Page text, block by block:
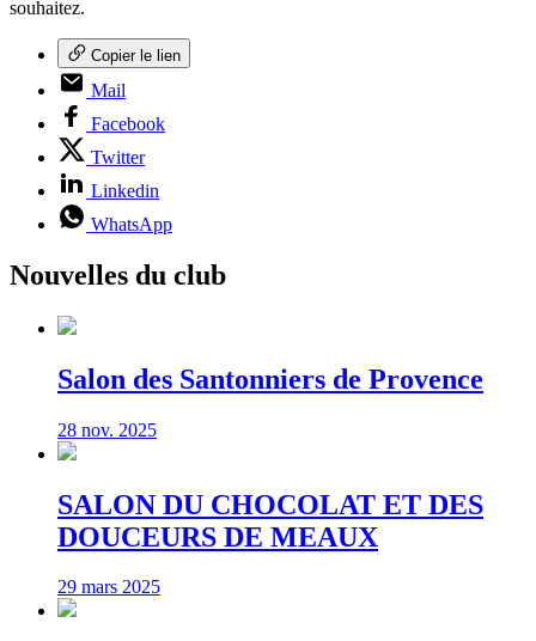
souhaitez.
Copier le lien
Mail
Facebook
Twitter
Linkedin
WhatsApp
Nouvelles du club
Salon des Santonniers de Provence
28 nov. 2025
SALON DU CHOCOLAT ET DES
DOUCEURS DE MEAUX
29 mars 2025